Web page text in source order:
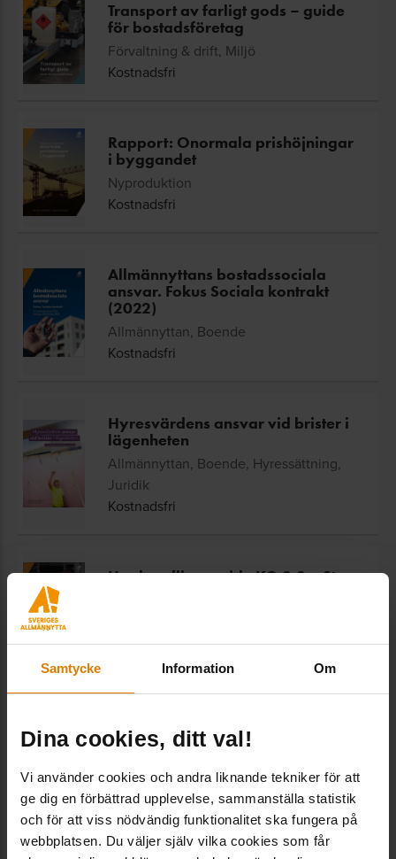
Samtycke Information Om
Dina cookies, ditt val!
Vi använder cookies och andra liknande tekniker för att
ge dig en förbättrad upplevelse, sammanställa statistik
och för att viss nödvändig funktionalitet ska fungera på
webbplatsen. Du väljer själv vilka cookies som får
Transport av farligt gods – guide
för bostadsföretag
Förvaltning & drift, Miljö
Kostnadsfri
Rapport: Onormala prishöjningar
i byggandet
Nyproduktion
Kostnadsfri
Allmännyttans bostadssociala
ansvar. Fokus Sociala kontrakt
(2022)
Allmännyttan, Boende
Kostnadsfri
Hyresvärdens ansvar vid brister i
lägenheten
Allmännyttan, Boende, Hyressättning,
Juridik
Kostnadsfri
Upphandlingsguide KO 2.0 – Steg
Juridik
Kostnadsfri
Bostadsbolaget och barnen